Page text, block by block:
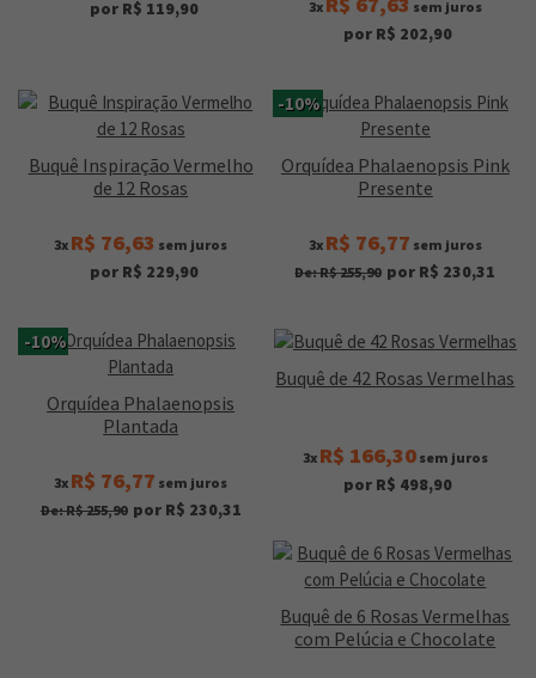
por R$ 119,90 3x sem juros
por R$ 202,90
Buquê Inspiração Vermelho
de 12 Rosas
3x R$ 76,63 sem juros
por R$ 229,90
-10%
Orquídea Phalaenopsis Pink
Presente
3x R$ 76,77 sem juros
De: R$ 255,90 por R$ 230,31
-10%
Orquídea Phalaenopsis
Plantada
3x R$ 76,77 sem juros
De: R$ 255,90 por R$ 230,31
Buquê de 42 Rosas Vermelhas
3x R$ 166,30sem juros
por R$ 498,90
Buquê de 6 Rosas Vermelhas
com Pelúcia e Chocolate